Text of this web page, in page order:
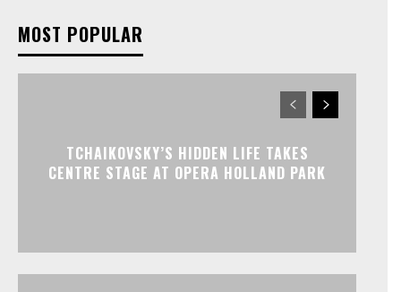
MOST POPULAR
TCHAIKOVSKY’S HIDDEN LIFE TAKES
CENTRE STAGE AT OPERA HOLLAND PARK